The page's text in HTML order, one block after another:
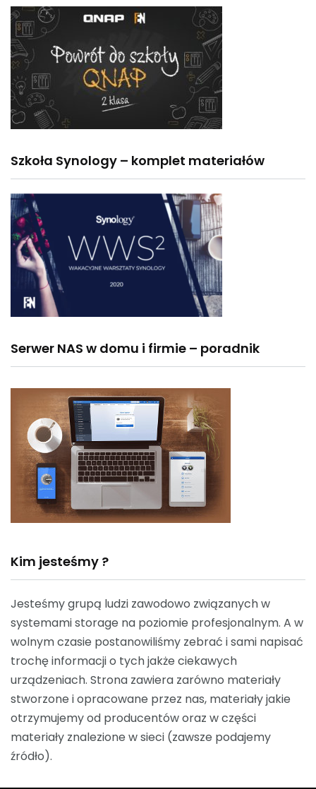
Szkoła Synology – komplet materiałów
Serwer NAS w domu i firmie – poradnik
Kim jesteśmy ?
Jesteśmy grupą ludzi zawodowo związanych w
systemami storage na poziomie profesjonalnym. A w
wolnym czasie postanowiliśmy zebrać i sami napisać
trochę informacji o tych jakże ciekawych
urządzeniach. Strona zawiera zarówno materiały
stworzone i opracowane przez nas, materiały jakie
otrzymujemy od producentów oraz w części
materiały znalezione w sieci (zawsze podajemy
źródło).